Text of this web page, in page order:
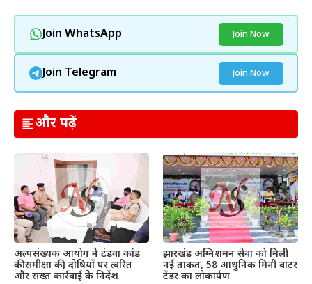
Join WhatsApp Join Now
Join Telegram Join Now
और पढ़ें
अल्पसंख्यक आयोग ने टंडवा कांड
की समीक्षा की, दोषियों पर त्वरित
और सख्त कार्रवाई के निर्देश
झारखंड अग्निशमन सेवा को मिली
नई ताकत, 58 आधुनिक मिनी वाटर
टेंडर का लोकार्पण